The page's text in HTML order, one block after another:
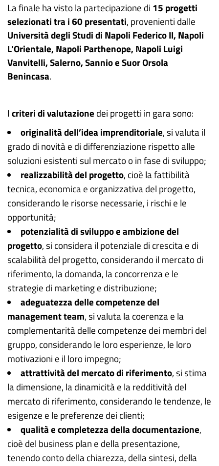
La finale ha visto la partecipazione di 15 progetti
selezionati tra i 60 presentati, provenienti dalle
Università degli Studi di Napoli Federico II, Napoli
L’Orientale, Napoli Parthenope, Napoli Luigi
Vanvitelli, Salerno, Sannio e Suor Orsola
Benincasa.
I criteri di valutazione dei progetti in gara sono:
originalità dell’idea imprenditoriale, si valuta il
grado di novità e di differenziazione rispetto alle
soluzioni esistenti sul mercato o in fase di sviluppo;
realizzabilità del progetto, cioè la fattibilità
tecnica, economica e organizzativa del progetto,
considerando le risorse necessarie, i rischi e le
opportunità;
potenzialità di sviluppo e ambizione del
progetto, si considera il potenziale di crescita e di
scalabilità del progetto, considerando il mercato di
riferimento, la domanda, la concorrenza e le
strategie di marketing e distribuzione;
adeguatezza delle competenze del
management team, si valuta la coerenza e la
complementarità delle competenze dei membri del
gruppo, considerando le loro esperienze, le loro
motivazioni e il loro impegno;
attrattività del mercato di riferimento, si stima
la dimensione, la dinamicità e la redditività del
mercato di riferimento, considerando le tendenze, le
esigenze e le preferenze dei clienti;
qualità e completezza della documentazione,
cioè del business plan e della presentazione,
tenendo conto della chiarezza, della sintesi, della